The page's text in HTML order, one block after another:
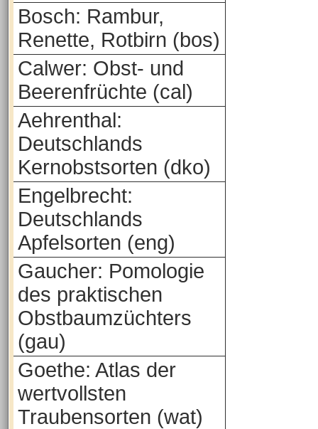
Bosch: Rambur,
Renette, Rotbirn (bos)
Calwer: Obst- und
Beerenfrüchte (cal)
Aehrenthal:
Deutschlands
Kernobstsorten (dko)
Engelbrecht:
Deutschlands
Apfelsorten (eng)
Gaucher: Pomologie
des praktischen
Obstbaumzüchters
(gau)
Goethe: Atlas der
wertvollsten
Traubensorten (wat)